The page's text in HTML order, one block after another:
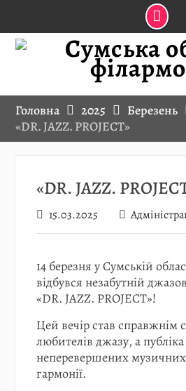
Skip
Головна 2025 Березень
«DR. JAZZ. PROJECT»
«DR. JAZZ.
15.03.2025
14 березня у Сумській
відбувся незабутній
«DR. JAZZ. PROJECT»!
Цей вечір став справжнім
любителів джазу, а
неперевершених музичних
гармонії.